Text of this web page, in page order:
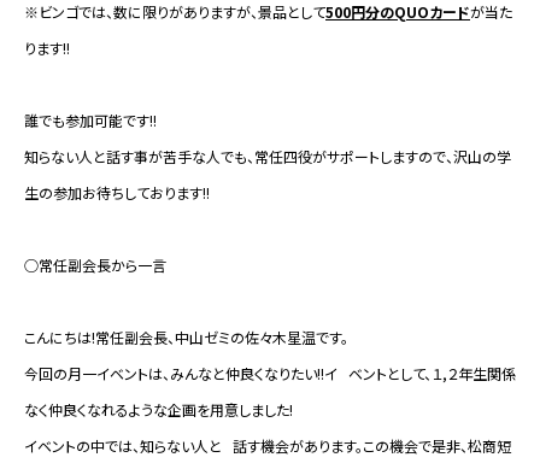
※ビンゴでは、数に限りがありますが、景品として500円分のQUOカードが当た
ります!!
誰でも参加可能です!!
知らない人と話す事が苦手な人でも、常任四役がサポートしますので、沢山の学
生の参加お待ちしております!!
○常任副会長から一言
こんにちは!常任副会長、中山ゼミの佐々木星温です。
今回の月一イベントは、みんなと仲良くなりたい!!イ ベントとして、１,２年生関係
なく仲良くなれるような企画を用意しました!
イベントの中では、知らない人と 話す機会があります。この機会で是非、松商短